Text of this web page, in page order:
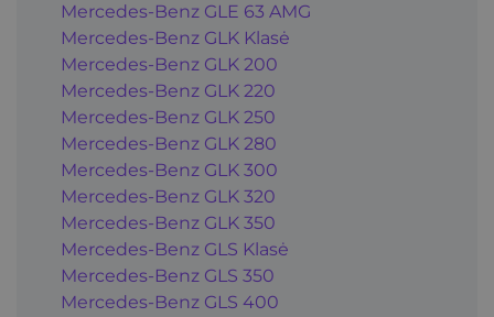
Mercedes-Benz GLE 63 AMG
Mercedes-Benz GLK Klasė
Mercedes-Benz GLK 200
Mercedes-Benz GLK 220
Mercedes-Benz GLK 250
Mercedes-Benz GLK 280
Mercedes-Benz GLK 300
Mercedes-Benz GLK 320
Mercedes-Benz GLK 350
Mercedes-Benz GLS Klasė
Mercedes-Benz GLS 350
Mercedes-Benz GLS 400